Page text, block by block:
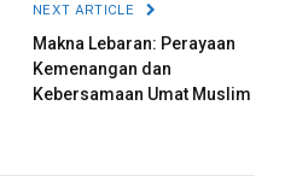
NEXT ARTICLE
Makna Lebaran: Perayaan
Kemenangan dan
Kebersamaan Umat Muslim